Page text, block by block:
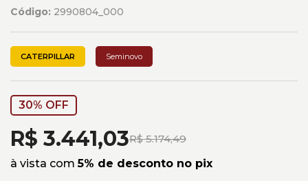
Código: 2990804_000
CATERPILLAR Seminovo
30% OFF
R$ 5.174,49
R$ 3.441,03
à vista com5% de desconto no pix